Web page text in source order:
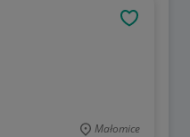
Małomice